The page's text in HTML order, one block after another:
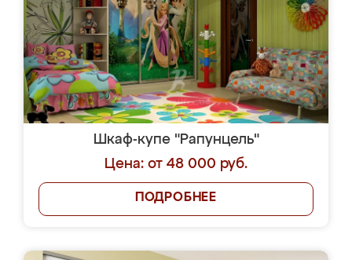
Шкаф-купе "Рапунцель"
Цена: от 48 000 руб.
ПОДРОБНЕЕ